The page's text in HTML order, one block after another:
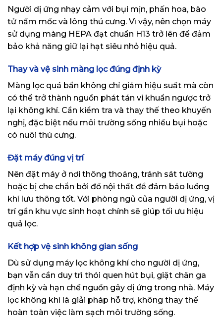
Người dị ứng nhạy cảm với bụi mịn, phấn hoa, bào
tử nấm mốc và lông thú cưng. Vì vậy, nên chọn máy
sử dụng màng HEPA đạt chuẩn H13 trở lên để đảm
bảo khả năng giữ lại hạt siêu nhỏ hiệu quả.
Thay và vệ sinh màng lọc đúng định kỳ
Màng lọc quá bẩn không chỉ giảm hiệu suất mà còn
có thể trở thành nguồn phát tán vi khuẩn ngược trở
lại không khí. Cần kiểm tra và thay thế theo khuyến
nghị, đặc biệt nếu môi trường sống nhiều bụi hoặc
có nuôi thú cưng.
Đặt máy đúng vị trí
Nên đặt máy ở nơi thông thoáng, tránh sát tường
hoặc bị che chắn bởi đồ nội thất để đảm bảo luồng
khí lưu thông tốt. Với phòng ngủ của người dị ứng, vị
trí gần khu vực sinh hoạt chính sẽ giúp tối ưu hiệu
quả lọc.
Kết hợp vệ sinh không gian sống
Dù sử dụng máy lọc không khí cho người dị ứng,
bạn vẫn cần duy trì thói quen hút bụi, giặt chăn ga
định kỳ và hạn chế nguồn gây dị ứng trong nhà. Máy
lọc không khí là giải pháp hỗ trợ, không thay thế
hoàn toàn việc làm sạch môi trường sống.